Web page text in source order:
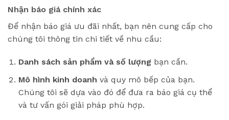
Nhận báo giá chính xác
Để nhận báo giá ưu đãi nhất, bạn nên cung cấp cho
chúng tôi thông tin chi tiết về nhu cầu:
Danh sách sản phẩm và số lượng bạn cần.
Mô hình kinh doanh và quy mô bếp của bạn.
Chúng tôi sẽ dựa vào đó để đưa ra báo giá cụ thể
và tư vấn gói giải pháp phù hợp.